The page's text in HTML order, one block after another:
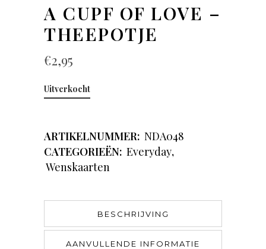
A CUPF OF LOVE –
THEEPOTJE
€2,95
Uitverkocht
ARTIKELNUMMER: NDA048
CATEGORIEËN: Everyday,
Wenskaarten
BESCHRIJVING
AANVULLENDE INFORMATIE